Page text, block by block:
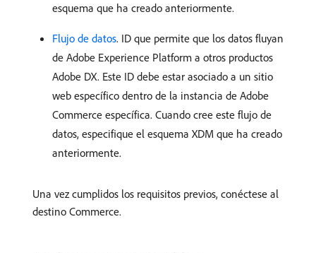
esquema que ha creado anteriormente.
Flujo de datos. ID que permite que los datos fluyan
de Adobe Experience Platform a otros productos
Adobe DX. Este ID debe estar asociado a un sitio
web específico dentro de la instancia de Adobe
Commerce específica. Cuando cree este flujo de
datos, especifique el esquema XDM que ha creado
anteriormente.
Una vez cumplidos los requisitos previos, conéctese al
destino Commerce.